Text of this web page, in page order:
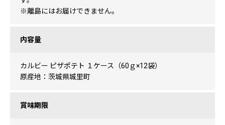
※離島にはお届けできません。
内容量
カルビー ピザポテト １ケース（60ｇ×12袋）
原産地：茨城県城里町
賞味期限